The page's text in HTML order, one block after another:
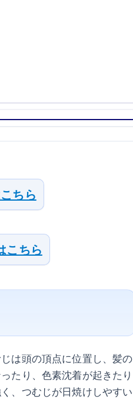
ちら
こちら
は頭の頂点に位置し、髪の
たり、色素沈着が起きたり
、つむじが日焼けしやすい